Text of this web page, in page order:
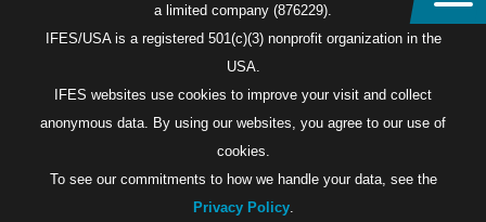
a limited company (876229).
IFES/USA is a registered 501(c)(3) nonprofit organization in the
USA.
IFES websites use cookies to improve your visit and collect
anonymous data. By using our websites, you agree to our use of
cookies.
To see our commitments to how we handle your data, see the
Privacy Policy.